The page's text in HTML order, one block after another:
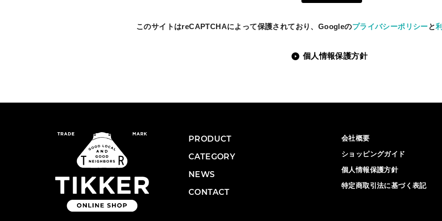
このサイトはreCAPTCHAによって保護されており 、 Googleのプライバシーポリシーと
個人情報保護方針
PRODUCT
CATEGORY
NEWS
CONTACT
会社概要
ショッピングガイド
個人情報保護方針
特定商取引法に基づく表記